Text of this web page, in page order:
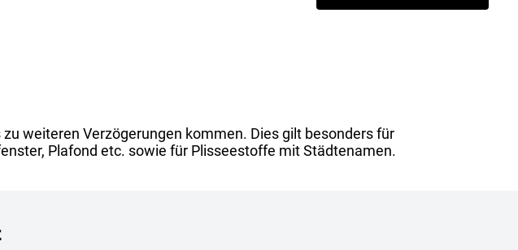
weiteren Verzögerungen kommen. Dies gilt besonders für
Plafond etc. sowie für Plisseestoffe mit Städtenamen.